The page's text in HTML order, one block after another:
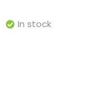
In stock